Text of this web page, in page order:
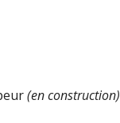
(en construction)